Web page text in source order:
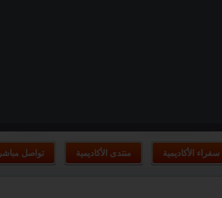
Online تواصل مباشر منتدى الأكاديمية سفراء الأكاديمية